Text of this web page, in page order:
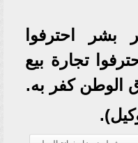
بشر احترفوا
تجارة بيع
الوطن كفر به.